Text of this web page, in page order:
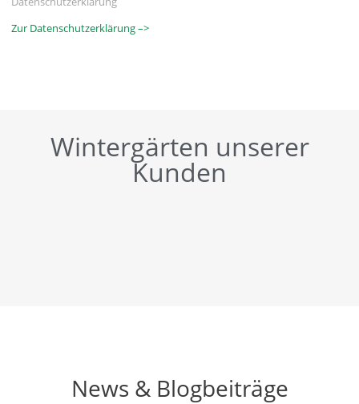
Zur Datenschutzerklärung –>
Wintergärten unserer
Kunden
News & Blogbeiträge